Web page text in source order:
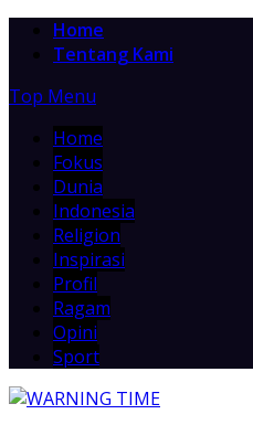
Home
Tentang Kami
Top Menu
Home
Fokus
Dunia
Indonesia
Religion
Inspirasi
Profil
Ragam
Opini
Sport